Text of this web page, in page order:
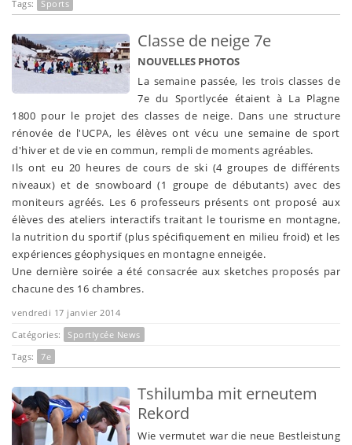
Tags: Sports
Classe de neige 7e
NOUVELLES PHOTOS
La semaine passée, les trois classes de
7e du Sportlycée étaient à La Plagne
1800 pour le projet des classes de neige. Dans une structure
rénovée de l'UCPA, les élèves ont vécu une semaine de sport
d'hiver et de vie en commun, rempli de moments agréables.
Ils ont eu 20 heures de cours de ski (4 groupes de différents
niveaux) et de snowboard (1 groupe de débutants) avec des
moniteurs agréés. Les 6 professeurs présents ont proposé aux
élèves des ateliers interactifs traitant le tourisme en montagne,
la nutrition du sportif (plus spécifiquement en milieu froid) et les
expériences géophysiques en montagne enneigée.
Une dernière soirée a été consacrée aux sketches proposés par
chacune des 16 chambres.
vendredi 17 janvier 2014
Catégories:
Sportlycée News
Tags:
7e
Tshilumba mit erneutem
Rekord
Wie vermutet war die neue Bestleistung